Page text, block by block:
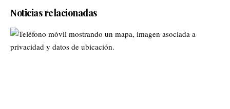
Noticias relacionadas